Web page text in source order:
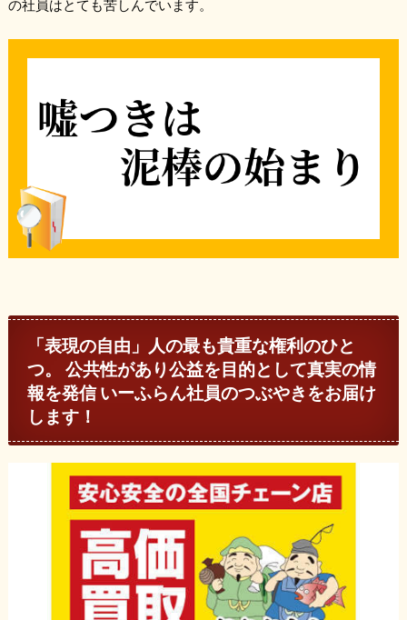
の社員はとても苦しんでいます。
「表現の自由」人の最も貴重な権利のひと
つ。 公共性があり公益を目的として真実の情
報を発信 いーふらん社員のつぶやきをお届け
します！